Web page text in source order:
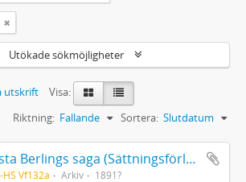
Utökade sökmöjligheter
utskrift
Visa:
Sortera: Slutdatum
Riktning: Fallande
Gösta Berlings saga (Sättningsförlagan)
HS Vf132a Arkiv 1891?